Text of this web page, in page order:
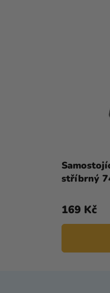
stříbrný
169 Kč